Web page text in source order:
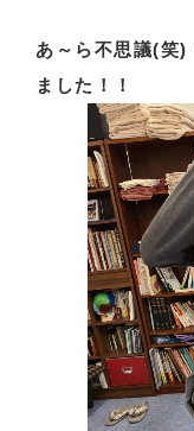
あ～ら不思議(笑)
ました！！